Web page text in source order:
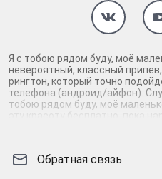
Я с тобою рядом буду, моё
невероятный, классный
рингтон, который точно
телефона (андроид/айфон).
тобою рядом буду, моё
эту красоту бесплатно, пока
шикарной мелодией у каждого
рядом буду, моё маленькое
Обратная связь